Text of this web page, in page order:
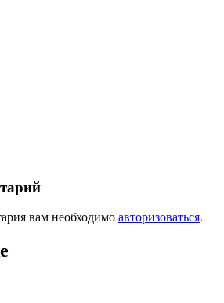
вам необходимо авторизоваться.